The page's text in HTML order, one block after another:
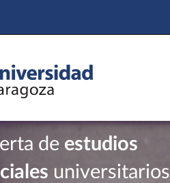
de estudios
universitarios